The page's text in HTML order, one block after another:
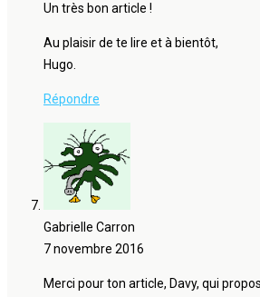
Un très bon article !
Au plaisir de te lire et à bientôt,
Hugo.
Répondre
Gabrielle Carron
7 novembre 2016
Merci pour ton article, Davy, qui